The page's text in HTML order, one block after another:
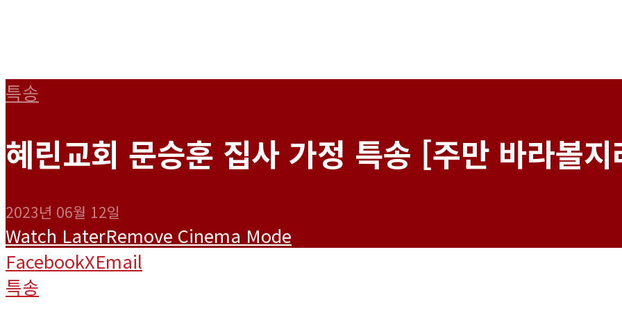
특송
혜린교회 문승훈 집사 가정 특송 [주만 바라볼
2023년 06월 12일
Watch LaterRemove Cinema Mode
FacebookXEmail
특송